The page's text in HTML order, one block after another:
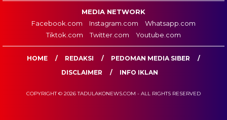
MEDIA NETWORK
Facebook.com
Instagram.com
Whatsapp.com
Tiktok.com
Twitter.com Youtube.com
HOME REDAKSI
PEDOMAN MEDIA SIBER
DISCLAIMER
INFO IKLAN
COPYRIGHT © 2026 TADULAKONEWS.COM - ALL RIGHTS RESERVED